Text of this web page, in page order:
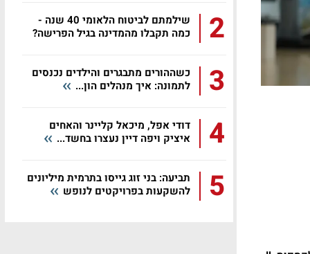
2
שילמתם לביטוח הלאומי 40 שנה -
כמה תקבלו מהמדינה בגיל הפרישה?
3
כשההורים מתבגרים והילדים נכנסים
לתמונה: איך מנהלים הון...
4
דודי אפל, מיכאל קליינר והאחים
איציק ויפה דיין נעצרו בחשד...
5
תביעה: בני זוג גייסו בתרמית מיליונים
להשקעות בפרויקטים לנופש